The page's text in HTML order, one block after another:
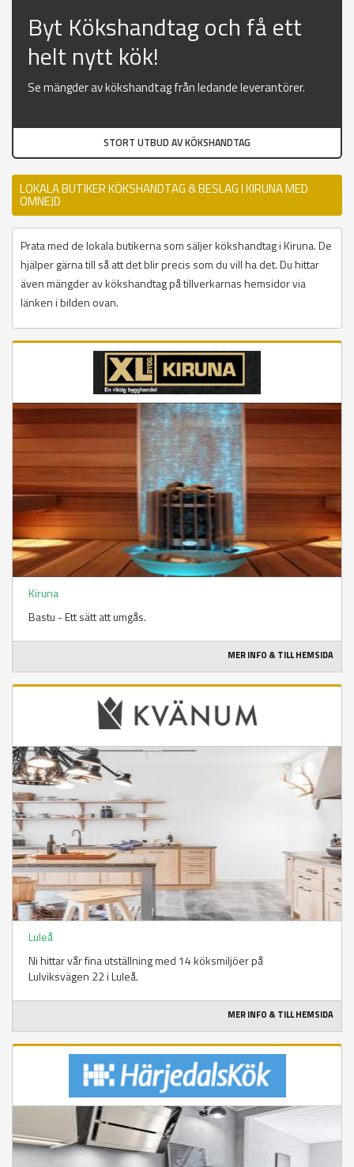
Byt Kökshandtag och få ett
helt nytt kök!
Se mängder av kökshandtag från ledande leverantörer.
STORT UTBUD AV KÖKSHANDTAG
LOKALA BUTIKER KÖKSHANDTAG & BESLAG I KIRUNA MED
OMNEJD
Prata med de lokala butikerna som säljer kökshandtag i Kiruna. De
hjälper gärna till så att det blir precis som du vill ha det. Du hittar
även mängder av kökshandtag på tillverkarnas hemsidor via
länken i bilden ovan.
Kiruna
Bastu - Ett sätt att umgås.
MER INFO & TILL HEMSIDA
Luleå
Ni hittar vår fina utställning med 14 köksmiljöer på
Lulviksvägen 22 i Luleå.
MER INFO & TILL HEMSIDA